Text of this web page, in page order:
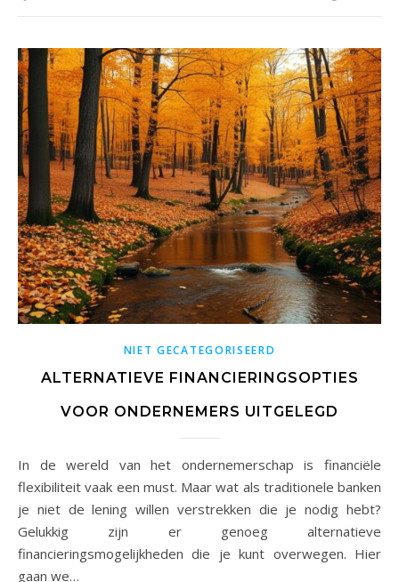
NIET GECATEGORISEERD
ALTERNATIEVE FINANCIERINGSOPTIES
VOOR ONDERNEMERS UITGELEGD
In de wereld van het ondernemerschap is financiële
flexibiliteit vaak een must. Maar wat als traditionele banken
je niet de lening willen verstrekken die je nodig hebt?
Gelukkig zijn er genoeg alternatieve
financieringsmogelijkheden die je kunt overwegen. Hier
gaan we…